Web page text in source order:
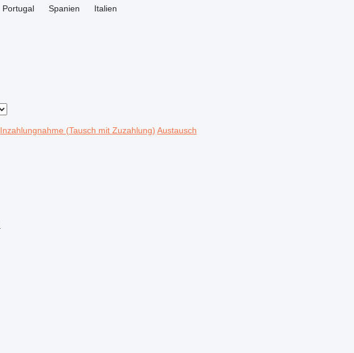
Portugal Spanien
Italien
Inzahlungnahme (Tausch mit Zuzahlung) Austausch